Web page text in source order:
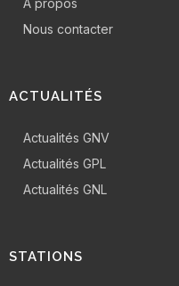
Nous contacter
ACTUALITÉS
Actualités GNV
Actualités GPL
Actualités GNL
STATIONS